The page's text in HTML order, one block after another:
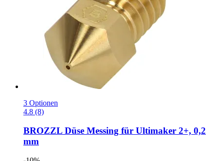
3 Optionen
4.8 (8)
BROZZL Düse Messing für Ultimaker 2+, 0,2
mm